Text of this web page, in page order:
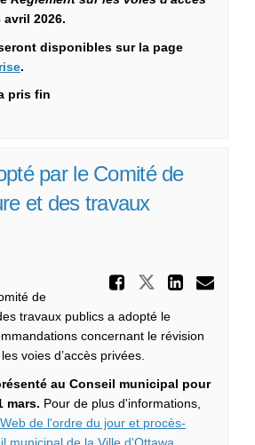
2026.
disponibles sur la page
(Liens externes)
.
pris fin
par le Comité de
et des travaux
Partager
de
travaux publics a adopté le
concernant le révision
voies d’accès privées.
au Conseil municipal pour
mars. Pour de plus d'informations,
de l'ordre du jour et procès-